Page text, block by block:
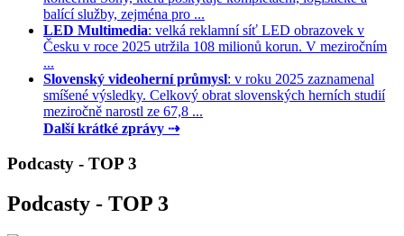
balící služby, zejména pro ...
LED Multimedia: velká reklamní síť LED obrazovek v
Česku v roce 2025 utržila 108 milionů korun. V meziročním
...
Slovenský videoherní průmysl: v roku 2025 zaznamenal
smíšené výsledky. Celkový obrat slovenských herních studií
meziročně narostl ze 67,8 ...
Další krátké zprávy ⇢
Podcasty - TOP 3
Podcasty - TOP 3